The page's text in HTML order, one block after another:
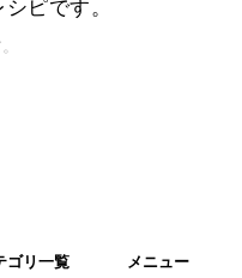
ピです。
ゴリ一覧 メニュー